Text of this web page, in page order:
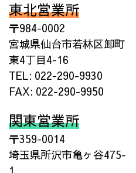
東北営業所
〒984-0002
宮城県仙台市若林区卸町
東4丁目4-16
TEL: 022-290-9930
FAX: 022-290-9950
関東営業所
〒359-0014
埼玉県所沢市亀ヶ谷475-